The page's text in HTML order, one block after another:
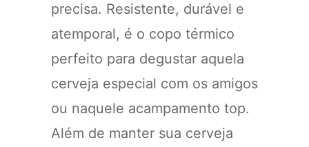
precisa. Resistente, durável e
atemporal, é o copo térmico
perfeito para degustar aquela
cerveja especial com os amigos
ou naquele acampamento top.
Além de manter sua cerveja